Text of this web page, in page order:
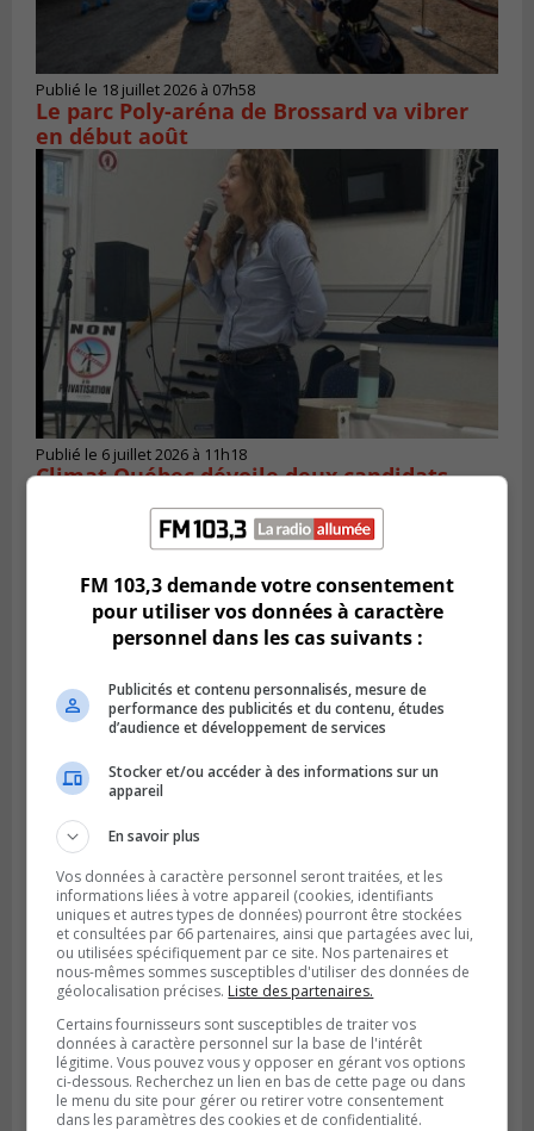
Publié le 18 juillet 2026 à 07h58
Le parc Poly-aréna de Brossard va vibrer
en début août
Publié le 6 juillet 2026 à 11h18
Climat Québec dévoile deux candidats
pour l’Agglomération
Publié le 6 juillet 2026 à 09h33
Longueuil conclue un contrat pour
valoriser des cendres d’incinération
FM 103,3 demande votre consentement
pour utiliser vos données à caractère
personnel dans les cas suivants :
Publicités et contenu personnalisés, mesure de
performance des publicités et du contenu, études
d’audience et développement de services
Stocker et/ou accéder à des informations sur un
appareil
En savoir plus
Vos données à caractère personnel seront traitées, et les
informations liées à votre appareil (cookies, identifiants
uniques et autres types de données) pourront être stockées
et consultées par 66 partenaires, ainsi que partagées avec lui,
ou utilisées spécifiquement par ce site. Nos partenaires et
nous-mêmes sommes susceptibles d'utiliser des données de
géolocalisation précises. Liste des partenaires.
Certains fournisseurs sont susceptibles de traiter vos
données à caractère personnel sur la base de l'intérêt
légitime. Vous pouvez vous y opposer en gérant vos options
ci-dessous. Recherchez un lien en bas de cette page ou dans
le menu du site pour gérer ou retirer votre consentement
dans les paramètres des cookies et de confidentialité.